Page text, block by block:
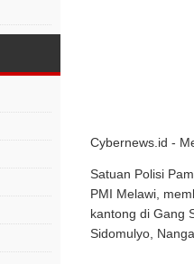
Cybernews.id -
Satuan Polisi
PMI Melawi,
kantong di Gang
Sidomulyo,